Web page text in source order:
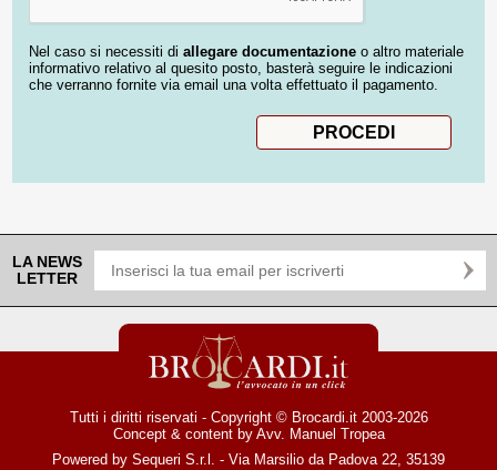
Nel caso si necessiti di allegare documentazione o altro materiale
informativo relativo al quesito posto, basterà seguire le indicazioni
che verranno fornite via email una volta effettuato il pagamento.
LA NEWS
LETTER
Tutti i diritti riservati - Copyright © Brocardi.it 2003-2026
Concept & content by Avv. Manuel Tropea
Powered by Sequeri S.r.l. - Via Marsilio da Padova 22, 35139